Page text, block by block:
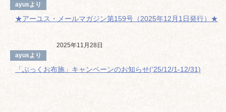
ayusより
★アーユス・メールマガジン第159号（2025年12月1日発行）★
ayusより
2025年11月28日
「ぶっくお布施」キャンペーンのお知らせ(’25/12/1-12/31)